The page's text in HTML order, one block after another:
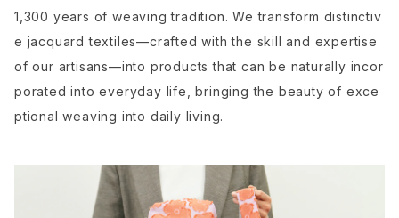
1,300 years of weaving tradition. We transform distinctiv
e jacquard textiles—crafted with the skill and expertise
of our artisans—into products that can be naturally incor
porated into everyday life, bringing the beauty of exce
ptional weaving into daily living.